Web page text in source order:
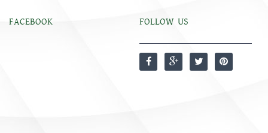
FACEBOOK FOLLOW US